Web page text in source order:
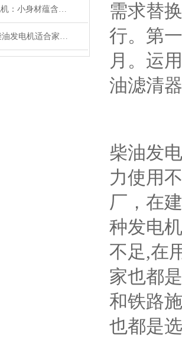
小型汽油发电机：小身材蕴含大能量
为什么7KW柴油发电机适合家庭和小型企业使用
需求替
行。第
月。运
油滤清
柴油发
力使用
厂，在
种发电
不足,在
家也都
和铁路
也都是